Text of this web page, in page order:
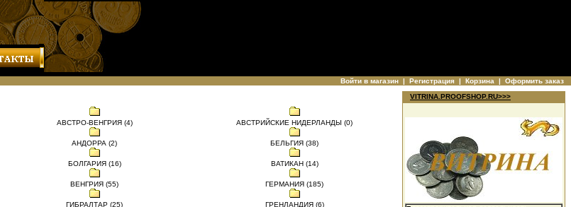
Войти в магазин | Регистрация | Корзина | Оформить заказ
АВСТРО-ВЕНГРИЯ (4) АВСТРИЙСКИЕ НИДЕРЛАНДЫ (0)
АНДОРРА (2) БЕЛЬГИЯ (38)
БОЛГАРИЯ (16) ВАТИКАН (14)
ВЕНГРИЯ (55) ГЕРМАНИЯ (185)
ГИБРАЛТАР (25) ГРЕНЛАНДИЯ (6)
VITRINA.PROOFSHOP.RU>>>